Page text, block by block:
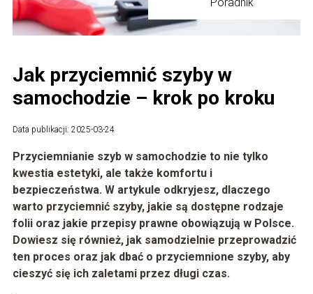
Jak przyciemnić szyby w
samochodzie – krok po kroku
Data publikacji: 2025-03-24
Przyciemnianie szyb w samochodzie to nie tylko
kwestia estetyki, ale także komfortu i
bezpieczeństwa. W artykule odkryjesz, dlaczego
warto przyciemnić szyby, jakie są dostępne rodzaje
folii oraz jakie przepisy prawne obowiązują w Polsce.
Dowiesz się również, jak samodzielnie przeprowadzić
ten proces oraz jak dbać o przyciemnione szyby, aby
cieszyć się ich zaletami przez długi czas.